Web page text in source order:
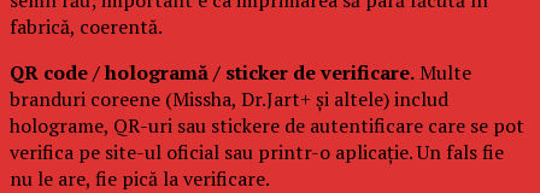
fabrică, coerentă.
QR code / hologramă / sticker de verificare.Multe
branduri coreene (Missha, Dr.Jart+ și altele) includ
holograme, QR-uri sau stickere de autentificare care se pot
verifica pe site-ul oficial sau printr-o aplicație. Un fals fie
nu le are, fie pică la verificare.